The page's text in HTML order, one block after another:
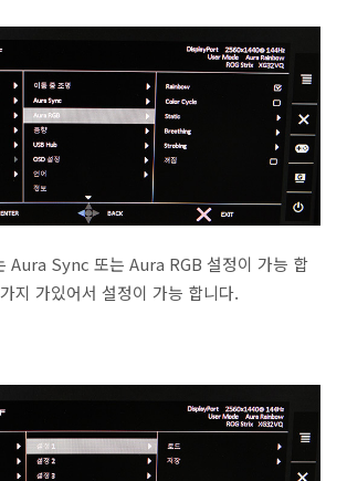
Aura Sync 또는 Aura RGB 설정이 가능 합
지 가있어서 설정이 가능 합니다.